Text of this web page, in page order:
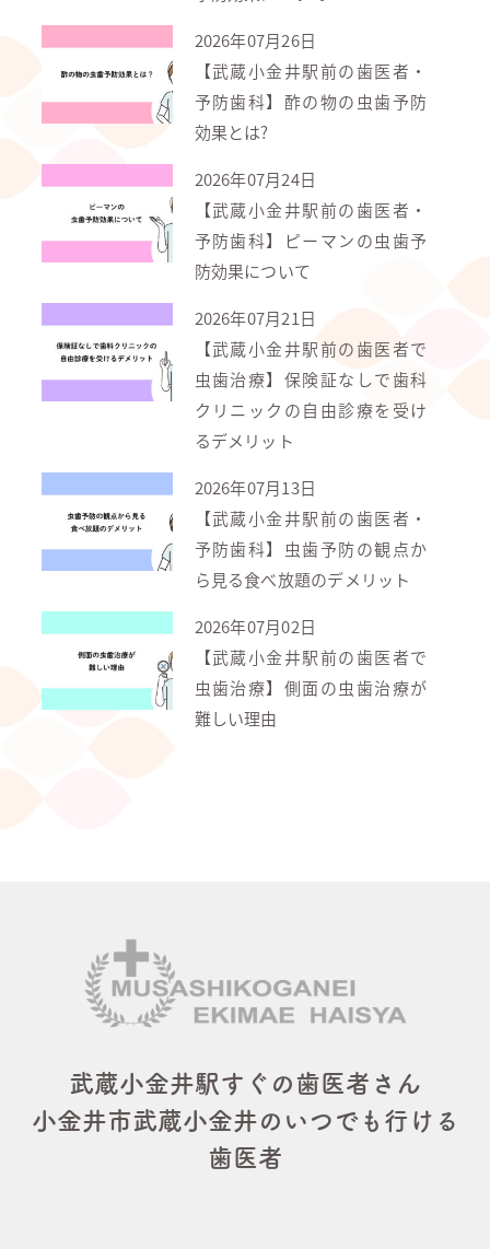
2026年07月26日
【武蔵小金井駅前の歯医者・
予防歯科】酢の物の虫歯予防
効果とは?
2026年07月24日
【武蔵小金井駅前の歯医者・
予防歯科】ピーマンの虫歯予
防効果について
2026年07月21日
【武蔵小金井駅前の歯医者で
虫歯治療】保険証なしで歯科
クリニックの自由診療を受け
るデメリット
2026年07月13日
【武蔵小金井駅前の歯医者・
予防歯科】虫歯予防の観点か
ら見る食べ放題のデメリット
2026年07月02日
【武蔵小金井駅前の歯医者で
虫歯治療】側面の虫歯治療が
難しい理由
武蔵小金井駅すぐの歯医者さん
小金井市武蔵小金井のいつでも行ける
歯医者